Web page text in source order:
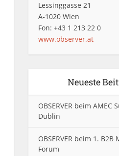
Lessinggasse 21
A-1020 Wien
Fon: +43 1 213 22 0
www.observer.at
Neueste
OBSERVER beim AMEC
Dublin
OBSERVER beim 1. B2B
Forum